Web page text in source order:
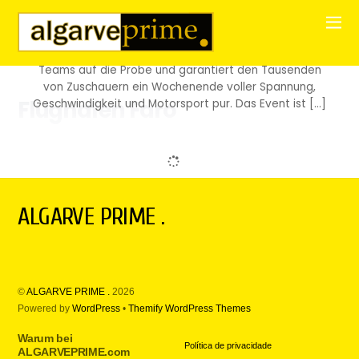
Flughafen Faro
Rennen der prestigeträchtigen European Le Mans
Series (ELMS) austragen. Dieses spektakuläre
Ausdauerrennen stellt die Fähigkeiten von Fahrern und
Teams auf die Probe und garantiert den Tausenden
von Zuschauern ein Wochenende voller Spannung,
Geschwindigkeit und Motorsport pur. Das Event ist […]
ALGARVE PRIME .
©ALGARVE PRIME . 2026
Powered byWordPress •Themify WordPress Themes
Warum bei
ALGARVEPRIME.com
Política de privacidade